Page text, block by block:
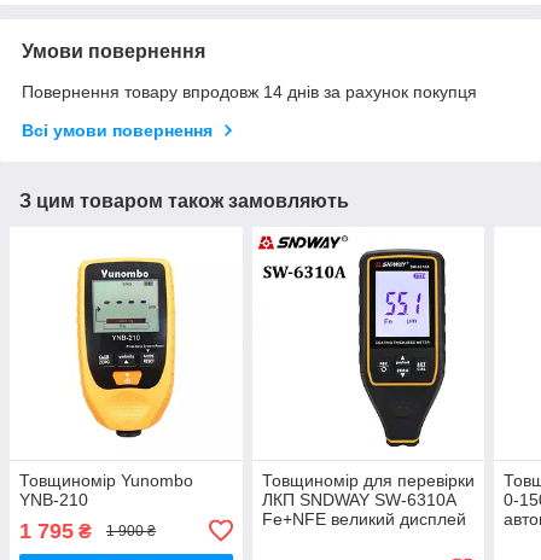
Умови повернення
Повернення товару впродовж 14 днів за рахунок покупця
Всі умови повернення
З цим товаром також замовляють
Товщиномір Yunombo
YNB-210
1 795 ₴ 1 900 ₴
Товщиномір для перевірки
ЛКП SNDWAY SW-6310A
Fe+NFE великий дисплей
0-